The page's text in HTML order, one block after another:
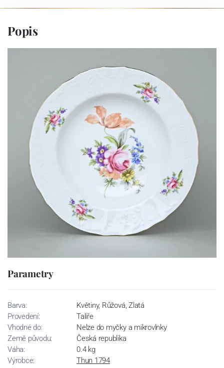
Popis
Parametry
Barva:
Květiny, Růžová, Zlatá
Provedení:
Talíře
Vhodné do:
Nelze do myčky a mikrovlnky
Země původu:
Česká republika
Váha:
0.4 kg
Výrobce:
Thun 1794